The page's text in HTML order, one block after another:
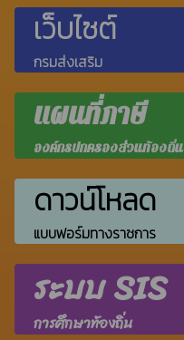
เว็บไซต์
กรมส่งเสริม
แผนที่ภาษี
องค์กรปกครองส่วนท้องถิ่น
ดาวน์โหลด
แบบฟอร์มทางราชการ
ระบบ SIS
การศึกษาท้องถิ่น